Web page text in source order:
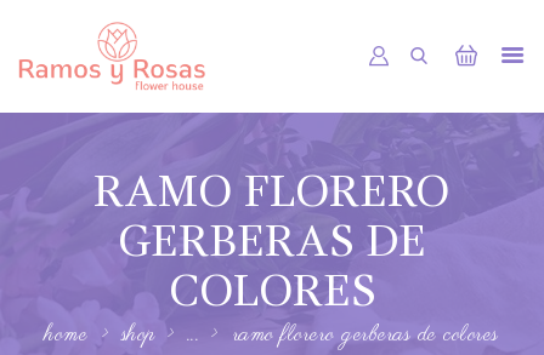
RAMO FLORERO
GERBERAS DE
COLORES
home shop ... ramo florero gerberas de colores
TIENDA
RAMOS
BOUQUETS
OFRENDA FÚNEBRE